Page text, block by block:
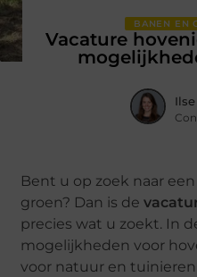
BANEN EN
Vacature
Bent u op zoek naar
groen? Dan is de
precies wat u zoekt. In
mogelijkheden voor
voor natuur en